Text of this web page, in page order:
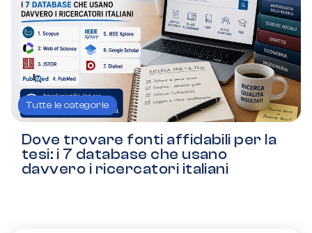
Tutte le categorie
Dove trovare fonti affidabili per la
tesi: i 7 database che usano
davvero i ricercatori italiani